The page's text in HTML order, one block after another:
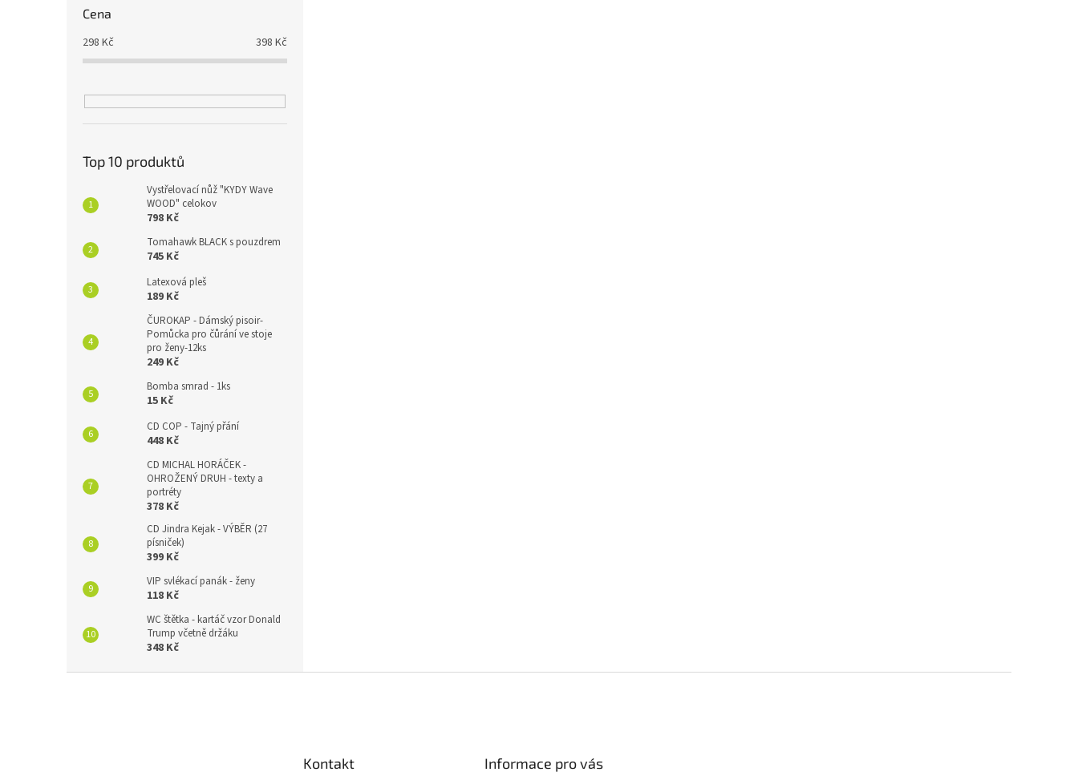
Cena
298 Kč 398 Kč
Top 10 produktů
Vystřelovací nůž "KYDY Wave
WOOD" celokov
798 Kč
Tomahawk BLACK s pouzdrem
745 Kč
Latexová pleš
189 Kč
ČUROKAP - Dámský pisoir-
Pomůcka pro čůrání ve stoje
pro ženy-12ks
249 Kč
Bomba smrad - 1ks
15 Kč
CD COP - Tajný přání
448 Kč
CD MICHAL HORÁČEK -
OHROŽENÝ DRUH - texty a
portréty
378 Kč
CD Jindra Kejak - VÝBĚR (27
písniček)
399 Kč
VIP svlékací panák - ženy
118 Kč
WC štětka - kartáč vzor Donald
Trump včetně držáku
348 Kč
Kontakt Informace pro vás